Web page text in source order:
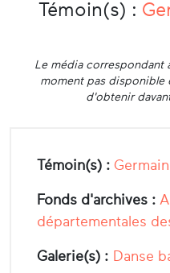
Témoin(s) :
Le média correspondant
moment pas disponible
d'obtenir
Témoin(s) :
Fonds d'archives :
départementales
Galerie(s) : Danse